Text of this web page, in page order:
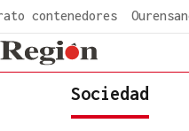
contenedores
Sociedad